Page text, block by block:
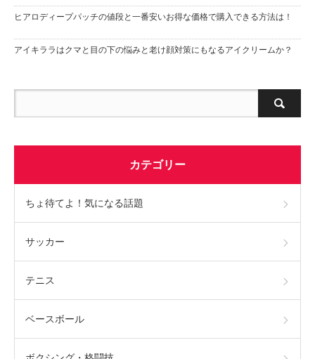
ヒアロディープパッチの値段と一番安いお得な価格で購入できる方法は！
アイキララはクマと目の下の悩みと老け顔対策にもなるアイクリームか？
カテゴリー
ちょ待てよ！気になる話題
サッカー
テニス
ベースボール